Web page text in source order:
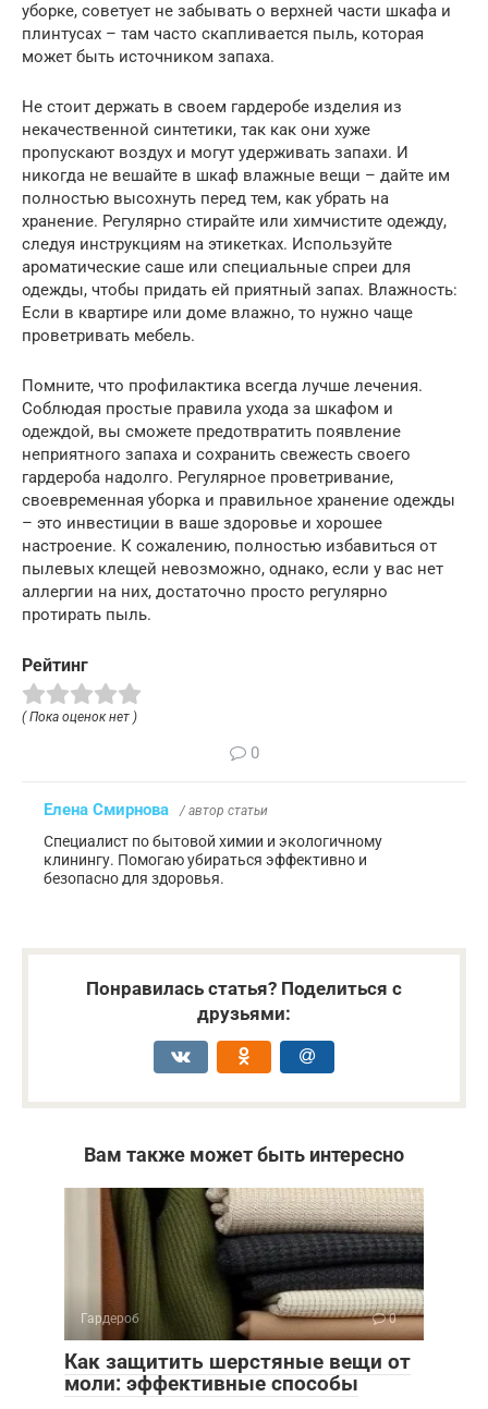
уборке, советует не забывать о верхней части шкафа и
плинтусах – там часто скапливается пыль, которая
может быть источником запаха.
Не стоит держать в своем гардеробе изделия из
некачественной синтетики, так как они хуже
пропускают воздух и могут удерживать запахи. И
никогда не вешайте в шкаф влажные вещи – дайте им
полностью высохнуть перед тем, как убрать на
хранение. Регулярно стирайте или химчистите одежду,
следуя инструкциям на этикетках. Используйте
ароматические саше или специальные спреи для
одежды, чтобы придать ей приятный запах. Влажность:
Если в квартире или доме влажно, то нужно чаще
проветривать мебель.
Помните, что профилактика всегда лучше лечения.
Соблюдая простые правила ухода за шкафом и
одеждой, вы сможете предотвратить появление
неприятного запаха и сохранить свежесть своего
гардероба надолго. Регулярное проветривание,
своевременная уборка и правильное хранение одежды
– это инвестиции в ваше здоровье и хорошее
настроение. К сожалению, полностью избавиться от
пылевых клещей невозможно, однако, если у вас нет
аллергии на них, достаточно просто регулярно
протирать пыль.
Рейтинг
( Пока оценок нет )
0
Елена Смирнова / автор статьи
Специалист по бытовой химии и экологичному
клинингу. Помогаю убираться эффективно и
безопасно для здоровья.
Понравилась статья? Поделиться с
друзьями:
Вам также может быть интересно
Гардероб 0
Как защитить шерстяные вещи от
моли: эффективные способы